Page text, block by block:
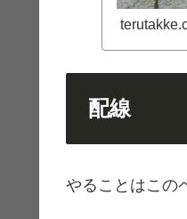
配線
やることはこの